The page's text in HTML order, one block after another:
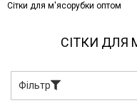
Сітки для м'ясорубки оптом
СІТКИ ДЛЯ
Фільтр